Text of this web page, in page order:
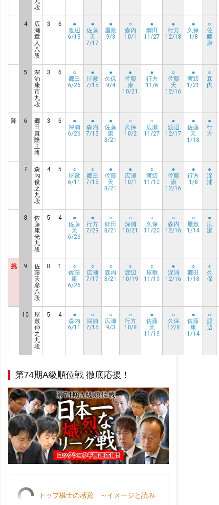
段
4
広
瀬
章
人
八
段
3 6
●
渡辺
6/19
●
佐藤
天
7/17
●
屋敷
9/3
○
森内
10/1
●
郷田
11/27
●
行方
12/18
●
久保
1/8
○
佐
藤
康
5
深
浦
康
市
九
段
3 6
○
郷田
6/26
●
屋敷
7/15
●
久保
9/4
●
佐藤
康
10/21
●
行方
11/6
○
佐藤
天
12/16
●
渡辺
1/21
○
森
内
降 6
郷
田
真
隆
王
将
3 6
●
深浦
6/26
●
森内
7/15
●
佐藤
康
8/21
○
久保
10/2
○
広瀬
11/27
●
渡辺
12/17
●
佐藤
天
1/18
●
行
方
7
森
内
俊
之
九
段
4 5
○
屋敷
6/11
○
郷田
7/15
●
佐藤
天
8/21
●
広瀬
10/1
○
渡辺
11/10
●
佐藤
康
12/16
●
行方
1/8
●
深
浦
8
佐
藤
康
光
九
段
5 4
●
佐藤
天
6/26
●
行方
7/29
○
郷田
8/21
○
深浦
10/21
○
久保
11/20
○
森内
12/16
○
屋敷
1/14
●
広
瀬
挑 9
佐
藤
天
彦
八
段
8 1
○
佐藤
康
6/26
○
広瀬
7/17
○
森内
8/21
○
渡辺
10/19
○
屋敷
11/19
●
深浦
12/16
○
郷田
1/18
○
久
保
10
屋
敷
伸
之
九
段
5 4
●
森内
6/11
○
深浦
7/15
○
広瀬
9/3
○
行方
10/8
●
佐藤
天
11/19
○
久保
12/8
●
佐藤
康
1/14
○
渡
辺
第74期A級順位戦 徹底応援！
トップ棋士の感覚 ～イメージと読み